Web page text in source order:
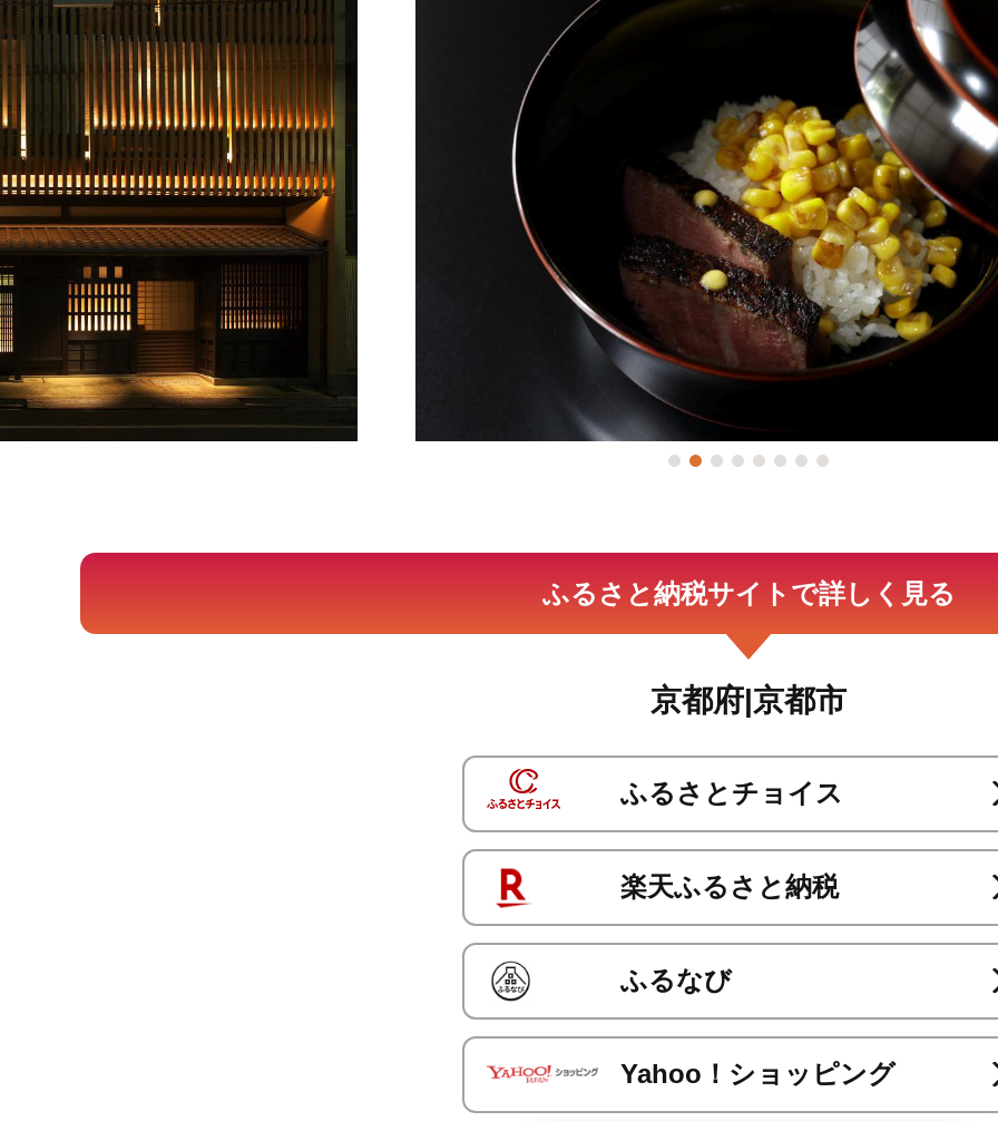
ふるさと納税サイトで詳しく見る
京都府|京都市
ふるさとチョイス
楽天ふるさと納税
ふるなび
Yahoo！ショッピング